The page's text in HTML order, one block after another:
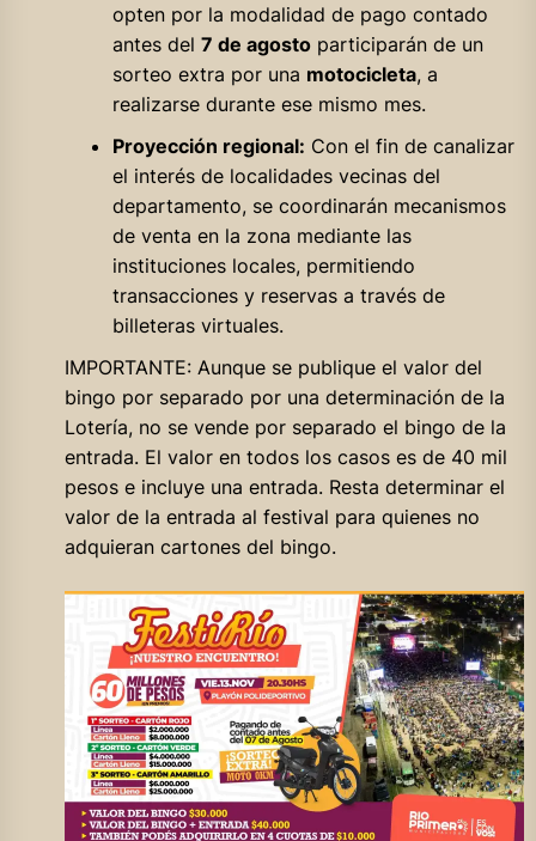
opten por la modalidad de pago contado
antes del 7 de agostoparticiparán de un
sorteo extra por una motocicleta, a
realizarse durante ese mismo mes.
Proyección regional: Con el fin de canalizar
el interés de localidades vecinas del
departamento, se coordinarán mecanismos
de venta en la zona mediante las
instituciones locales, permitiendo
transacciones y reservas a través de
billeteras virtuales.
IMPORTANTE: Aunque se publique el valor del
bingo por separado por una determinación de la
Lotería, no se vende por separado el bingo de la
entrada. El valor en todos los casos es de 40 mil
pesos e incluye una entrada. Resta determinar el
valor de la entrada al festival para quienes no
adquieran cartones del bingo.